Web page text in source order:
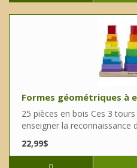
Formes géométriques à
25 pièces en bois Ces 3
enseigner la reconnaissance
22,99$